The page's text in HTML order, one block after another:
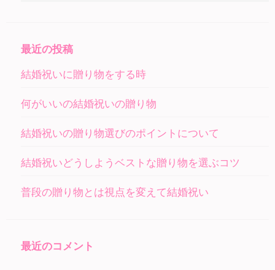
最近の投稿
結婚祝いに贈り物をする時
何がいいの結婚祝いの贈り物
結婚祝いの贈り物選びのポイントについて
結婚祝いどうしようベストな贈り物を選ぶコツ
普段の贈り物とは視点を変えて結婚祝い
最近のコメント